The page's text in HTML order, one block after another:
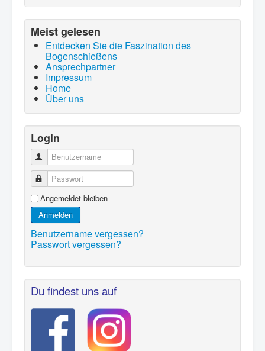
Meist gelesen
Entdecken Sie die Faszination des
Bogenschießens
Ansprechpartner
Impressum
Home
Über uns
Login
Benutzername
Passwort
Angemeldet bleiben
Anmelden
Benutzername vergessen?
Passwort vergessen?
Du findest uns auf